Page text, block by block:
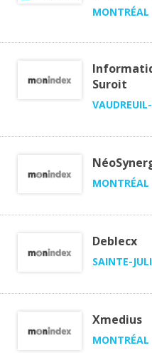
MONTRÉAL
Suroit
MONTRÉAL
Deblecx
SAINTE-
Xmedius
MONTRÉAL